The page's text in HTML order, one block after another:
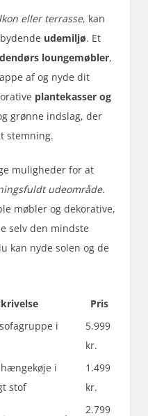
eller terrasse, kan
udemiljø. Et
loungemøbler,
af og nyde dit
plantekasser og
grønne indslag, der
stemning.
muligheder for at
udeområde.
møbler og dekorative,
selv den mindste
kan nyde solen og de
Pris
i
5.999
kr.
i
stof
1.499
kr.
2.799